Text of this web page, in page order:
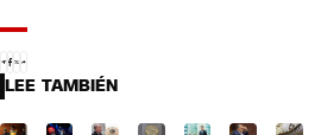
LEE TAMBIÉN